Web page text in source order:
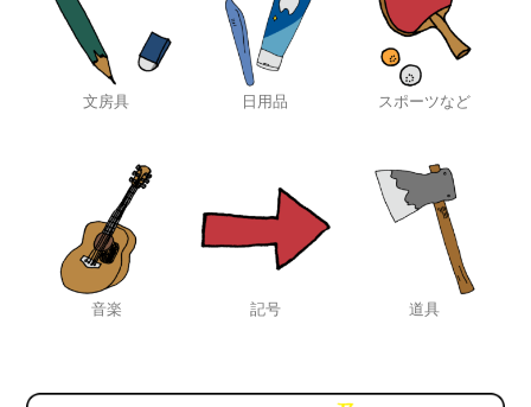
文房具 日用品 スポーツなど
音楽 記号 道具